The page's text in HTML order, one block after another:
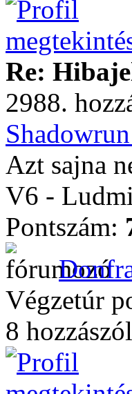
Re:
2988.
Azt sajna
V6 -
Pontszám:
Végzetúr
8